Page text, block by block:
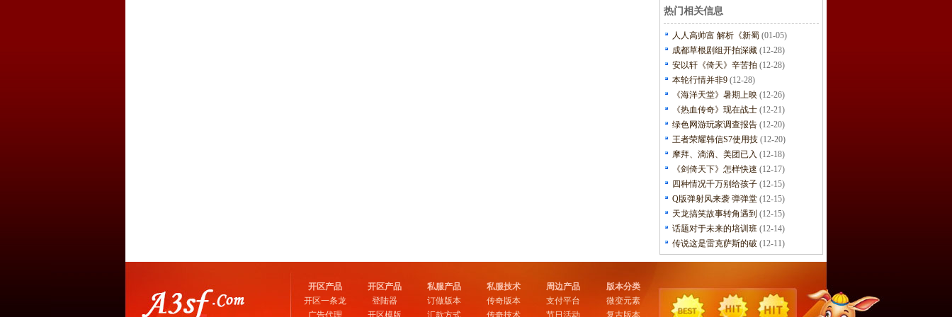
热门相关信息
人人高帅富 解析《新蜀 (01-05)
成都草根剧组开拍深藏 (12-28)
安以轩《倚天》辛苦拍 (12-28)
本轮行情并非9 (12-28)
《海洋天堂》暑期上映 (12-26)
《热血传奇》现在战士 (12-21)
绿色网游玩家调查报告 (12-20)
王者荣耀韩信S7使用技 (12-20)
摩拜、滴滴、美团已入 (12-18)
《剑倚天下》怎样快速 (12-17)
四种情况千万别给孩子 (12-15)
Q版弹射风来袭 弹弹堂 (12-15)
天龙搞笑故事转角遇到 (12-15)
话题对于未来的培训班 (12-14)
传说这是雷克萨斯的破 (12-11)
开区产品
开区一条龙
广告代理
开区产品
登陆器
开区模版
私服产品
订做版本
汇款方式
私服技术
传奇版本
传奇技术
周边产品
支付平台
节日活动
版本分类
微变元素
复古版本